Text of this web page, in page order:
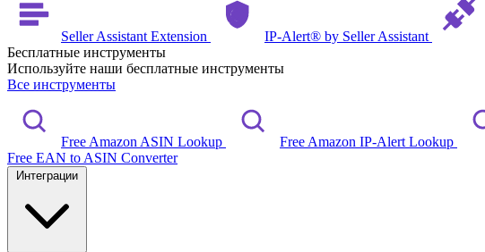
Seller Assistant Extension IP-Alert® by Seller Assistant
Бесплатные инструменты
Используйте наши бесплатные инструменты
Все инструменты
Free Amazon ASIN Lookup Free Amazon IP-Alert Lookup
Free EAN to ASIN Converter